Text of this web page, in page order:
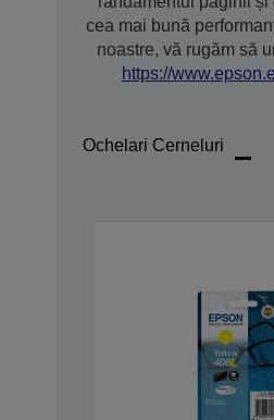
cea mai bună
noastre, vă rugăm să
https://
Ochelari Cerneluri